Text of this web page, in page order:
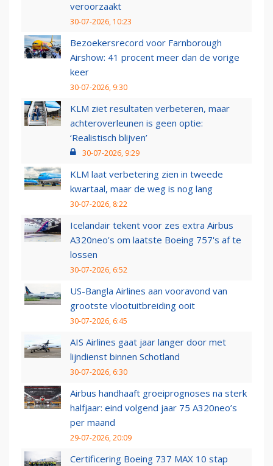
veroorzaakt
30-07-2026, 10:23
Bezoekersrecord voor Farnborough
Airshow: 41 procent meer dan de vorige
keer
30-07-2026, 9:30
KLM ziet resultaten verbeteren, maar
achteroverleunen is geen optie:
‘Realistisch blijven’
30-07-2026, 9:29
KLM laat verbetering zien in tweede
kwartaal, maar de weg is nog lang
30-07-2026, 8:22
Icelandair tekent voor zes extra Airbus
A320neo's om laatste Boeing 757's af te
lossen
30-07-2026, 6:52
US-Bangla Airlines aan vooravond van
grootste vlootuitbreiding ooit
30-07-2026, 6:45
AIS Airlines gaat jaar langer door met
lijndienst binnen Schotland
30-07-2026, 6:30
Airbus handhaaft groeiprognoses na sterk
halfjaar: eind volgend jaar 75 A320neo’s
per maand
29-07-2026, 20:09
Certificering Boeing 737 MAX 10 stap